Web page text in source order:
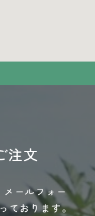
注文
メールフォー
ております。